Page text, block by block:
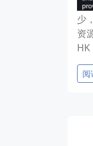
少
资
阅